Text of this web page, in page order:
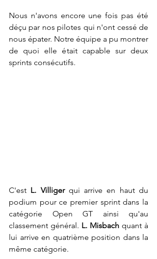
Nous n'avons encore une fois pas été
déçu par nos pilotes qui n'ont cessé de
nous épater. Notre équipe a pu montrer
de quoi elle était capable sur deux
sprints consécutifs.
C'est L. Villiger qui arrive en haut du
podium pour ce premier sprint dans la
catégorie Open GT ainsi qu'au
classement général. L. Misbach quant à
lui arrive en quatrième position dans la
même catégorie.